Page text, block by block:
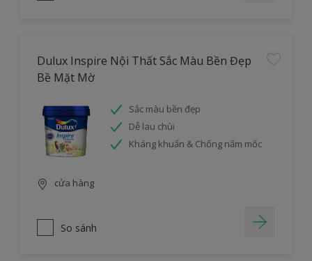
Dulux Inspire Nội Thất Sắc Màu Bền Đẹp
Bề Mặt Mờ
Sắc màu bền đẹp
Dễ lau chùi
Kháng khuẩn & Chống nấm mốc
cửa hàng
So sánh